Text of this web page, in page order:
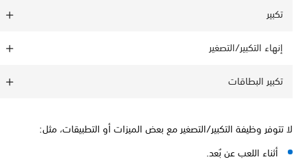
تكبير
إنهاء التكبير/التصغير
تكبير البطاقات
لا تتوفر وظيفة التكبير/التصغير مع بعض الميزات أو التطبيقات، مثل:
أثناء اللعب عن بُعد.